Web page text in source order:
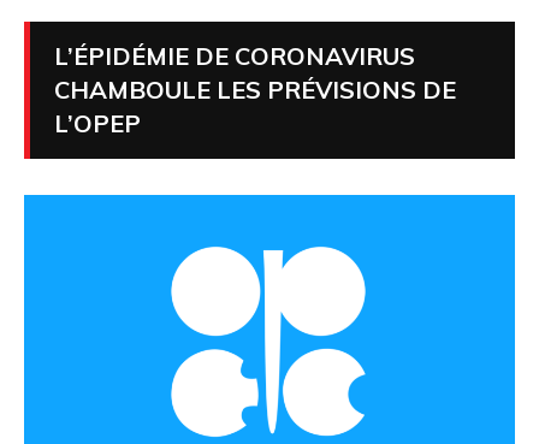
L’ÉPIDÉMIE DE CORONAVIRUS
CHAMBOULE LES PRÉVISIONS DE
L’OPEP